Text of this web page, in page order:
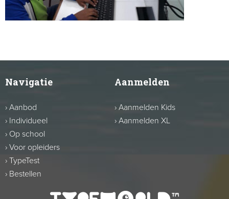
Navigatie
› Aanbod
› Individueel
› Op school
› Voor opleiders
› TypeTest
› Bestellen
Aanmelden
› Aanmelden Kids
› Aanmelden XL